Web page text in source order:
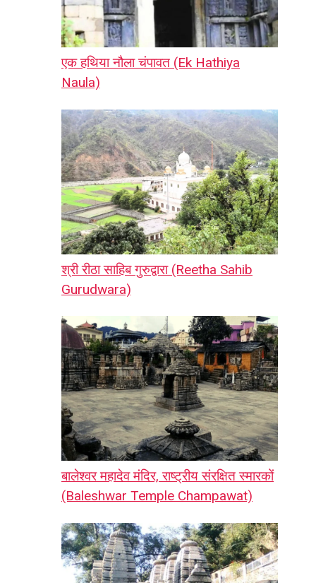
एक हथिया नौला चंपावत (Ek Hathiya
Naula)
श्री रीठा साहिब गुरुद्वारा (Reetha Sahib
Gurudwara)
बालेश्वर महादेव मंदिर, राष्ट्रीय संरक्षित स्मारकों
(Baleshwar Temple Champawat)